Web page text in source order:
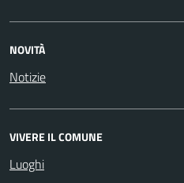
NOVITÀ
Notizie
VIVERE IL COMUNE
Luoghi